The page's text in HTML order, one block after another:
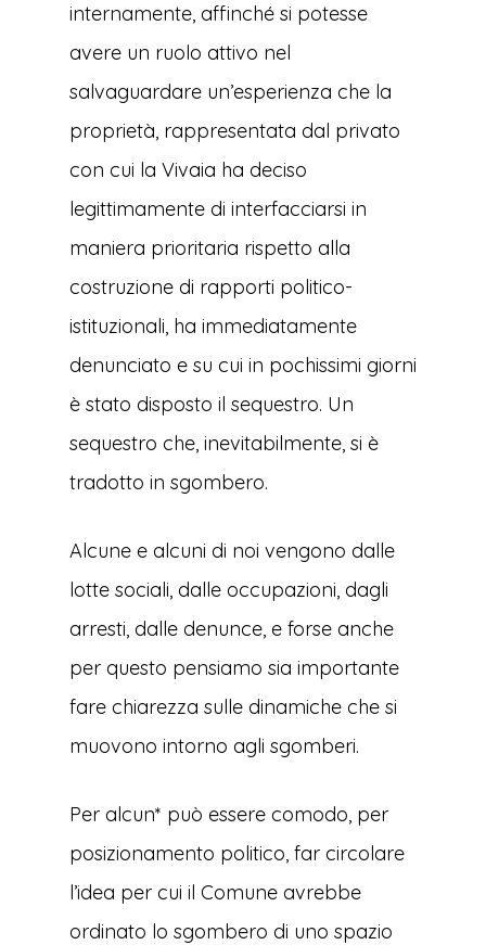
internamente, affinché si potesse
avere un ruolo attivo nel
salvaguardare un’esperienza che la
proprietà, rappresentata dal privato
con cui la Vivaia ha deciso
legittimamente di interfacciarsi in
maniera prioritaria rispetto alla
costruzione di rapporti politico-
istituzionali, ha immediatamente
denunciato e su cui in pochissimi giorni
è stato disposto il sequestro. Un
sequestro che, inevitabilmente, si è
tradotto in sgombero.
Alcune e alcuni di noi vengono dalle
lotte sociali, dalle occupazioni, dagli
arresti, dalle denunce, e forse anche
per questo pensiamo sia importante
fare chiarezza sulle dinamiche che si
muovono intorno agli sgomberi.
Per alcun* può essere comodo, per
posizionamento politico, far circolare
l’idea per cui il Comune avrebbe
ordinato lo sgombero di uno spazio